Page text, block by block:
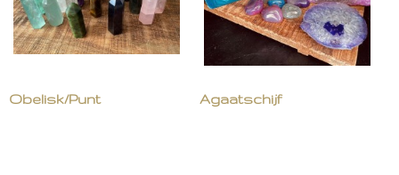
Obelisk/Punt Agaatschijf